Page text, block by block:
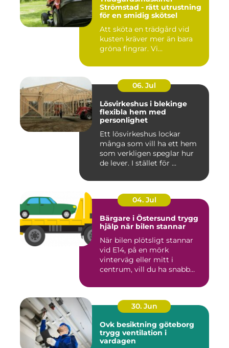
Strömstad - rätt utrustning
för en smidig skötsel
Att sköta en trädgård vid
kusten kräver mer än bara
gröna fingrar. Vi...
06. Jul
Lösvirkeshus i blekinge
flexibla hem med
personlighet
Ett lösvirkeshus lockar
många som vill ha ett hem
som verkligen speglar hur
de lever. I stället för ...
04. Jul
Bärgare i Östersund trygg
hjälp när bilen stannar
När bilen plötsligt stannar
vid E14, på en mörk
vinterväg eller mitt i
centrum, vill du ha snabb
30. Jun
Ovk besiktning göteborg
trygg ventilation i
vardagen